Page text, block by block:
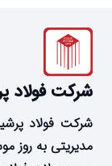
شرکت فولاد
شرکت فولاد
مدیریتی به روز